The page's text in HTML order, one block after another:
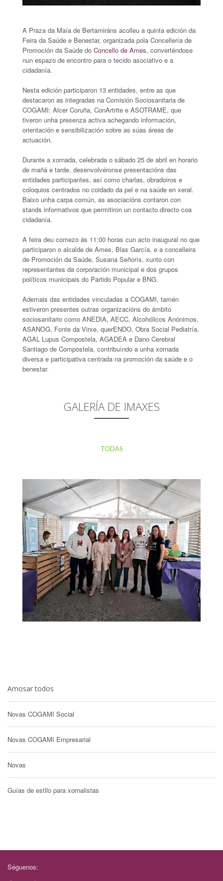
A Praza da Maía de Bertamiráns acolleu a quinta edición da
Feira da Saúde e Benestar, organizada pola Concellería de
Promoción da Saúde do Concello de Ames, converténdose
nun espazo de encontro para o tecido asociativo e a
cidadanía.
Nesta edición participaron 13 entidades, entre as que
destacaron as integradas na Comisión Sociosanitaria de
COGAMI: Alcer Coruña, ConArtrite e ASOTRAME, que
tiveron unha presenza activa achegando información,
orientación e sensibilización sobre as súas áreas de
actuación.
Durante a xornada, celebrada o sábado 25 de abril en horario
de mañá e tarde, desenvolvéronse presentacións das
entidades participantes, así como charlas, obradoiros e
coloquios centrados no coidado da pel e na saúde en xeral.
Baixo unha carpa común, as asociacións contaron con
stands informativos que permitiron un contacto directo coa
cidadanía.
A feira deu comezo ás 11:00 horas cun acto inaugural no que
participaron o alcalde de Ames, Blas García, e a concelleira
de Promoción da Saúde, Susana Señorís, xunto con
representantes da corporación municipal e dos grupos
políticos municipais do Partido Popular e BNG.
Ademais das entidades vinculadas a COGAMI, tamén
estiveron presentes outras organizacións do ámbito
sociosanitario como ANEDIA, AECC, Alcohólicos Anónimos,
ASANOG, Fonte da Virxe, querENDO, Obra Social Pediatría,
AGAL Lupus Compostela, AGADEA e Dano Cerebral
Santiago de Compostela, contribuíndo a unha xornada
diversa e participativa centrada na promoción da saúde e o
benestar.
GALERÍA DE IMAXES
TODAS
Amosar todos
Novas COGAMI Social
Novas COGAMI Empresarial
Novas
Guías de estilo para xornalistas
Séguenos: